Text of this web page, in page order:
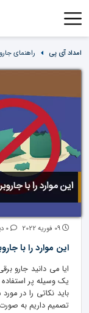
امداد آی پی راهنمای
این موارد را با
ایا می دانید جارو
یک وسیله پر
باید نکاتی را در
تصمیم داریم به